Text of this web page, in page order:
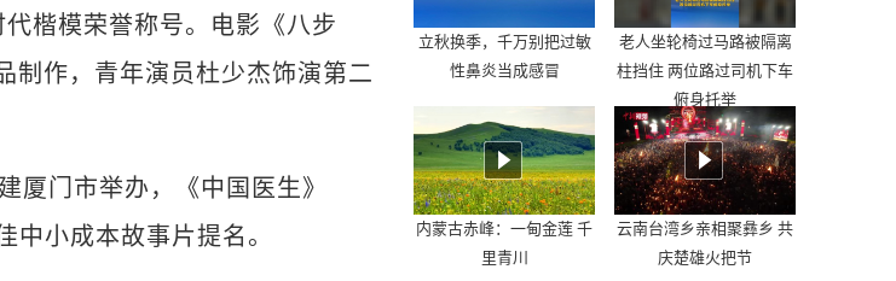
楷模荣誉称号。电影《八步
制作，青年演员杜少杰饰演第二
门市举办，《中国医生》
中小成本故事片提名。
立秋换季，千万别把过敏
性鼻炎当成感冒
老人坐轮椅过马路被隔离
柱挡住 两位路过司机下车
俯身托举
内蒙古赤峰：一甸金莲 千
里青川
云南台湾乡亲相聚彝乡 共
庆楚雄火把节